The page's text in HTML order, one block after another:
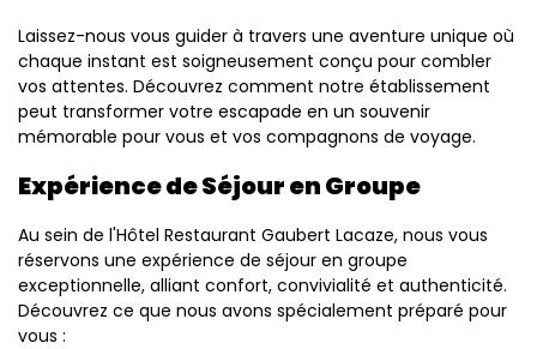
Laissez-nous vous guider à travers une aventure unique où
chaque instant est soigneusement conçu pour combler
vos attentes. Découvrez comment notre établissement
peut transformer votre escapade en un souvenir
mémorable pour vous et vos compagnons de voyage.
Expérience de Séjour en Groupe
Au sein de l'Hôtel Restaurant Gaubert Lacaze, nous vous
réservons une expérience de séjour en groupe
exceptionnelle, alliant confort, convivialité et authenticité.
Découvrez ce que nous avons spécialement préparé pour
vous :